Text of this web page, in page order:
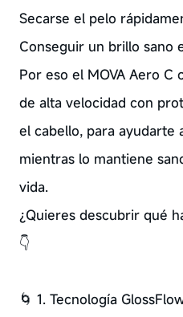
Secarse el pelo
Conseguir un brillo sano
Por eso el MOVA Aero
de alta velocidad con
el cabello, para ayudarte
mientras lo mantiene
vida.
¿Quieres descubrir qué
👇
🌀 1. Tecnología